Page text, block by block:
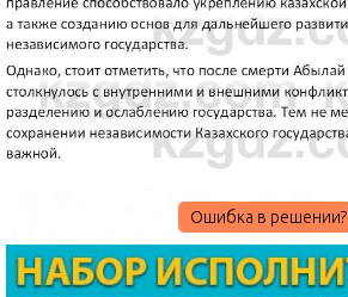
Ошибка в решении?